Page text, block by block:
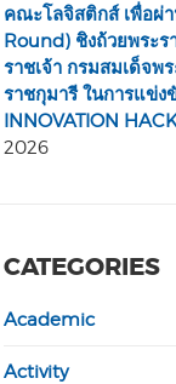
คณะโลจิสติกส์ เพื่อผ่
Round) ชิงถ้วยพระ
ราชเจ้า กรมสมเด็จพ
ราชกุมารี ในการแข่ง
INNOVATION
2026
CATEGORIES
Academic
Activity